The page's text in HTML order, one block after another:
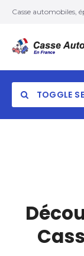
Casse automobiles,
TOGGLE